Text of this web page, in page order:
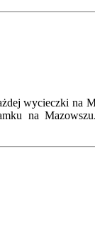
wycieczki na
na